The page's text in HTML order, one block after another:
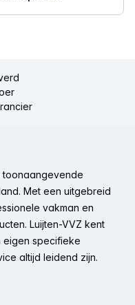
toonaangevende
Met een uitgebreid
vakman en
Luijten-VVZ kent
eigen specifieke
altijd leidend zijn.